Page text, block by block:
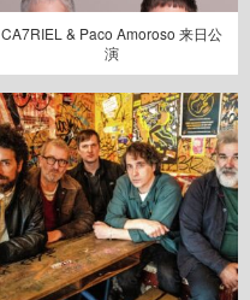
CA7RIEL & Paco Amoroso 来日公
演